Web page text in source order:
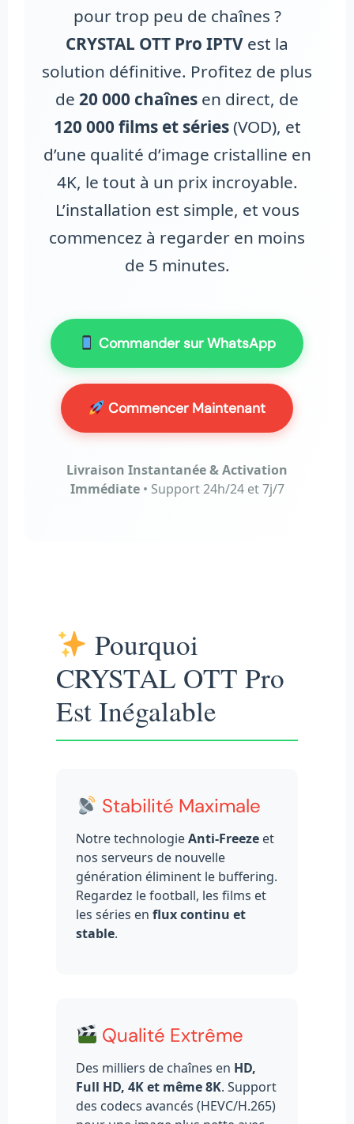
pour trop peu de chaînes ?
CRYSTAL OTT Pro IPTV est la
solution définitive. Profitez de plus
de 20 000 chaînes en direct, de
120 000 films et séries(VOD), et
d’une qualité d’image cristalline en
4K, le tout à un prix incroyable.
L’installation est simple, et vous
commencez à regarder en moins
de 5 minutes.
Commander sur WhatsApp
Commencer Maintenant
Livraison Instantanée & Activation
Immédiate• Support 24h/24 et 7j/7
Pourquoi
CRYSTAL OTT Pro
Est Inégalable
Stabilité Maximale
Notre technologieAnti-Freeze et
nos serveurs de nouvelle
génération éliminent le buffering.
Regardez le football, les films et
les séries en flux continu et
stable.
Qualité Extrême
Des milliers de chaînes en HD,
Full HD, 4K et même 8K. Support
des codecs avancés (HEVC/H.265)